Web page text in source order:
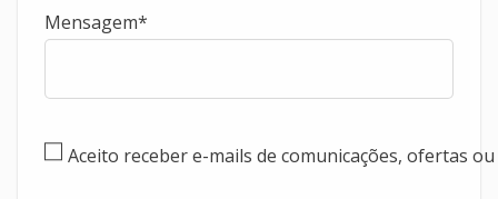
Mensagem
Aceito receber e-mails de comunicações, ofertas